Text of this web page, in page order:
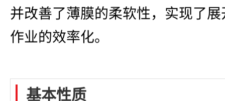
并改善了薄膜的柔软性，实现了
作业的效率化。
基本性质